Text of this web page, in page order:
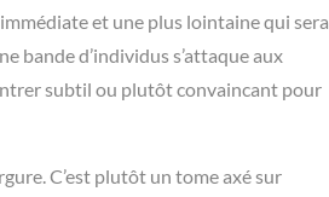
et une plus lointaine qui sera
bande d’individus s’attaque aux
subtil ou plutôt convaincant pour
C’est plutôt un tome axé sur